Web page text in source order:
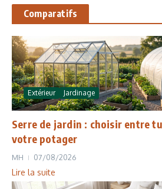
Comparatifs
Extérieur Jardinage
Serre de jardin : choisir entre
votre potager
MH 07/08/2026
Lire la suite